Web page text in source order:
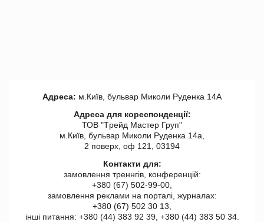
Адреса: м.Київ, бульвар Миколи Руденка 14А
Адреса для кореспонденції:
ТОВ "Tрейд Мастер Груп"
м.Київ, бульвар Миколи Руденка 14а,
2 поверх, оф 121, 03194
Контакти для:
замовлення треннгів, конференцій:
+380 (67) 502-99-00,
замовлення реклами на порталі, журналах:
+380 (67) 502 30 13,
інші питання: +380 (44) 383 92 39, +380 (44) 383 50 34.